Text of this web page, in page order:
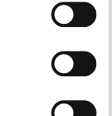
digitaal
PONT